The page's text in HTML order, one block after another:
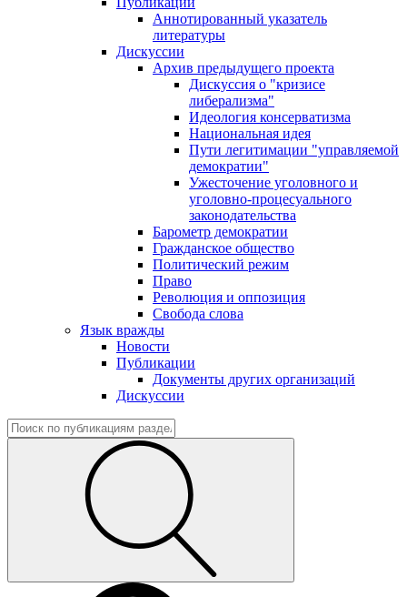
Аннотированный указатель
литературы
Дискуссии
Архив предыдущего проекта
Дискуссия о "кризисе
либерализма"
Идеология консерватизма
Национальная идея
Пути легитимации "управляемой
демократии"
Ужесточение уголовного и
уголовно-процесуального
законодательства
Барометр демократии
Гражданское общество
Политический режим
Право
Революция и оппозиция
Свобода слова
Язык вражды
Новости
Публикации
Документы других организаций
Дискуссии